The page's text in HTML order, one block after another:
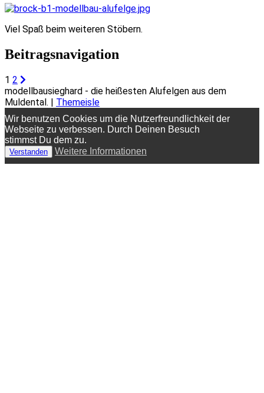
Viel Spaß beim weiteren Stöbern.
Beitragsnavigation
1 2
modellbausieghard - die heißesten Alufelgen aus dem
Muldental. | Themeisle
Wir benutzen Cookies um die Nutzerfreundlichkeit der
Webseite zu verbessen. Durch Deinen Besuch
stimmst Du dem zu.
Verstanden Weitere Informationen